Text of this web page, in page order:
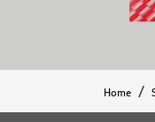
Home